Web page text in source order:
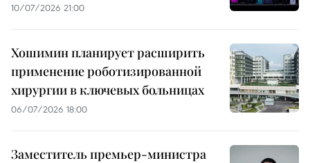
10/07/2026 21:00
Хошимин планирует расширить
применение роботизированной
хирургии в ключевых больницах
06/07/2026 18:00
Заместитель премьер-министра